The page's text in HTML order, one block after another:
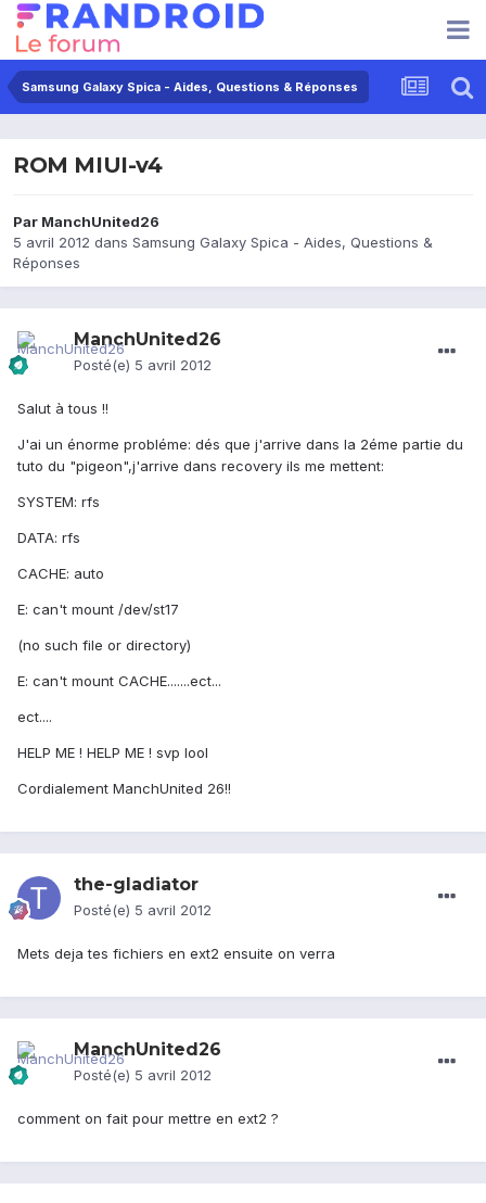
Samsung Galaxy Spica - Aides, Questions & Réponses
ROM MIUI-v4
Par ManchUnited26
5 avril 2012 dans Samsung Galaxy Spica - Aides, Questions &
Réponses
ManchUnited26
Posté(e) 5 avril 2012
Salut à tous !!
J'ai un énorme probléme: dés que j'arrive dans la 2éme partie du
tuto du "pigeon",j'arrive dans recovery ils me mettent:
SYSTEM: rfs
DATA: rfs
CACHE: auto
E: can't mount /dev/st17
(no such file or directory)
E: can't mount CACHE.......ect...
ect....
HELP ME ! HELP ME ! svp lool
Cordialement ManchUnited 26!!
the-gladiator
Posté(e) 5 avril 2012
Mets deja tes fichiers en ext2 ensuite on verra
ManchUnited26
Posté(e) 5 avril 2012
comment on fait pour mettre en ext2 ?